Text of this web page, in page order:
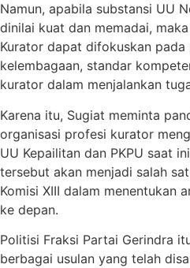
Namun, apabila substansi UU
dinilai kuat dan memadai,
Kurator dapat difokuskan pada
kelembagaan, standar
kurator dalam menjalankan
Karena itu, Sugiat meminta
organisasi profesi kurator
UU Kepailitan dan PKPU saat
tersebut akan menjadi salah
Komisi XIII dalam menentukan
ke depan.
Politisi Fraksi Partai Gerindra
berbagai usulan yang telah